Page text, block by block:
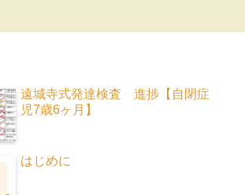
遠城寺式発達検査 進捗【自閉症
児7歳6ヶ月】
はじめに